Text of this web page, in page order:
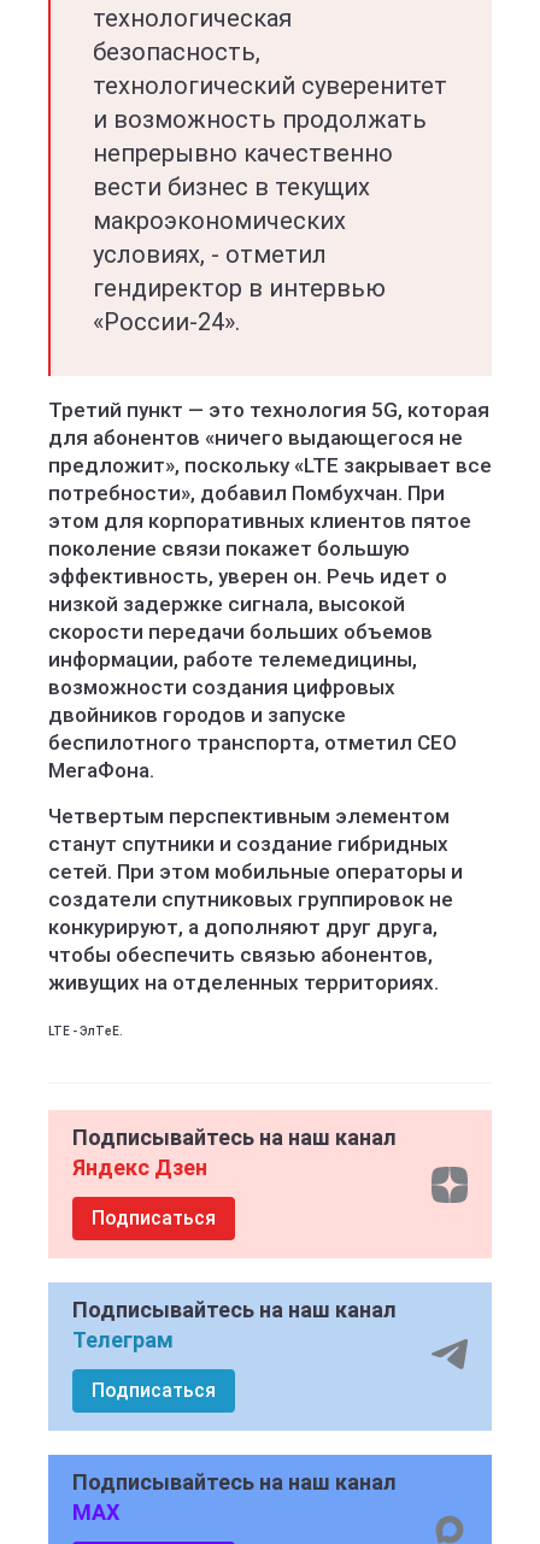
технологическая
безопасность,
технологический суверенитет
и возможность продолжать
непрерывно качественно
вести бизнес в текущих
макроэкономических
условиях, - отметил
гендиректор в интервью
«России-24».
Третий пункт — это технология 5G, которая
для абонентов «ничего выдающегося не
предложит», поскольку «LTE закрывает все
потребности», добавил Помбухчан. При
этом для корпоративных клиентов пятое
поколение связи покажет большую
эффективность, уверен он. Речь идет о
низкой задержке сигнала, высокой
скорости передачи больших объемов
информации, работе телемедицины,
возможности создания цифровых
двойников городов и запуске
беспилотного транспорта, отметил СЕО
МегаФона.
Четвертым перспективным элементом
станут спутники и создание гибридных
сетей. При этом мобильные операторы и
создатели спутниковых группировок не
конкурируют, а дополняют друг друга,
чтобы обеспечить связью абонентов,
живущих на отделенных территориях.
LTE - ЭлТеЕ.
Подписывайтесь на наш канал
Яндекс Дзен
Подписаться
Подписывайтесь на наш канал
Телеграм
Подписаться
Подписывайтесь на наш канал
MAX